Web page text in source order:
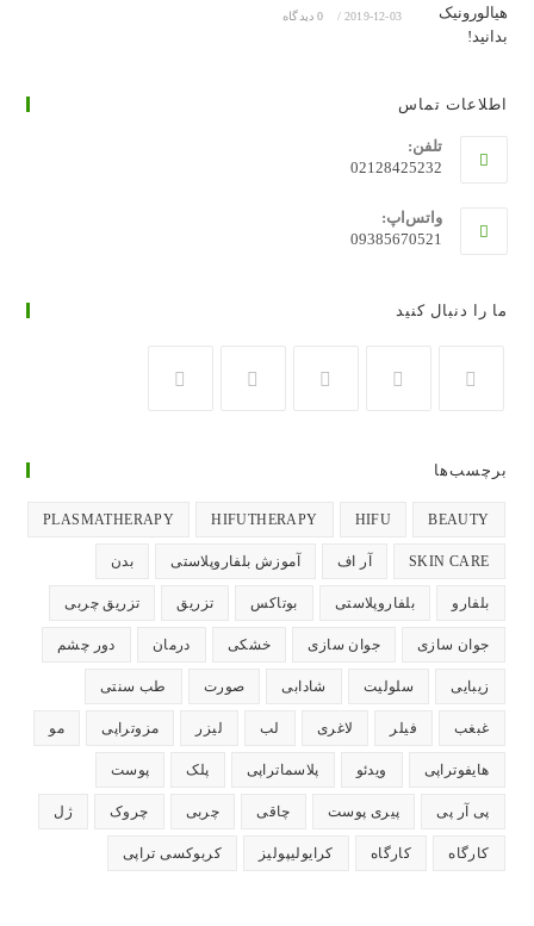
2019-12-03
/ 0 دیدگاه
اطلاعات تماس
تلفن:
02128425232
واتس‌اپ:
09385670521
ما را دنبال کنید
جدید
باز
باز
باز
باز
باز
برچسب‌ها
BEAUTY
HIFU
HIFUTHERAPY
PLASMATHERAPY
SKIN CARE آر اف آموزش بلفاروپلاستی بدن
بلفارو بلفاروپلاستی بوتاکس تزریق تزریق چربی
جوان سازی جوان سازی خشکی درمان دور چشم
زیبایی سلولیت شادابی صورت طب سنتی
غبغب فیلر لاغری لب لیزر مزوتراپی مو
هایفوتراپی ویدئو پلاسماتراپی پلک پوست
پی آر پی پیری پوست چاقی چربی چروک ژل
کارگاه کارگاه کرایولیپولیز کربوکسی تراپی